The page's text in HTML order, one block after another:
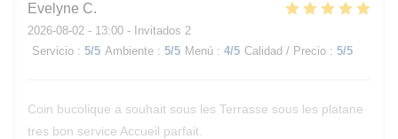
Evelyne C
2026-08-02 - 13:00 - Invitados 2
Servicio : 5/5 Ambiente : 5/5 Menú : 4/5 Calidad / Precio : 5/5
Coin bucolique a souhait sous les Terrasse sous les platane
tres bon service Accueil parfait.